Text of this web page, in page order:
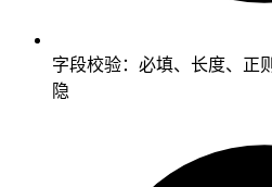
字段校验：必填、长度、正
隐